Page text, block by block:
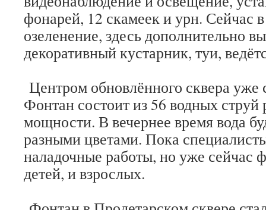
фонарей, 12 скамеек и урн. Сейчас
озеленение, здесь дополнительно
декоративный кустарник, туи,
Центром обновлённого сквера уже
Фонтан состоит из 56 водных
мощности. В вечернее время вода
разными цветами. Пока
наладочные работы, но уже сейчас
детей, и взрослых.